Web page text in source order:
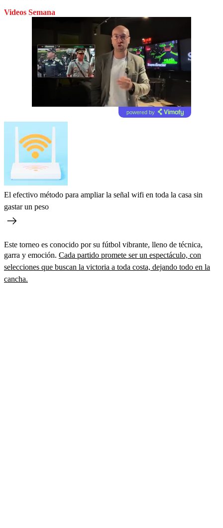
Videos Semana
powered by
El efectivo método para ampliar la señal wifi en toda la casa sin
gastar un peso
Este torneo es conocido por su fútbol vibrante, lleno de técnica,
garra y emoción. Cada partido promete ser un espectáculo, con
selecciones que buscan la victoria a toda costa, dejando todo en la
cancha.